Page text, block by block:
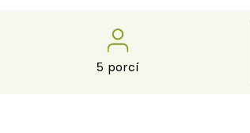
5 porcí